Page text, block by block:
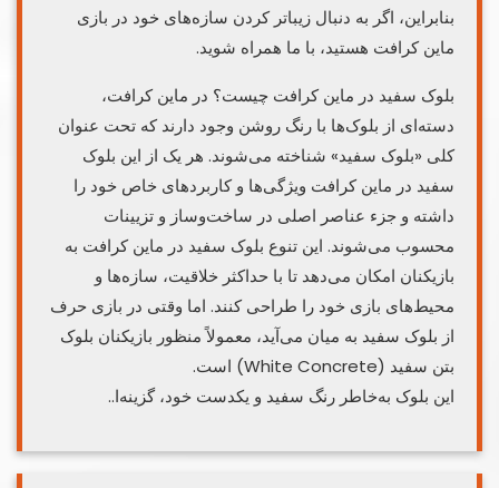
بنابراین، اگر به دنبال زیباتر کردن سازه‌های خود در بازی
ماین کرافت هستید، با ما همراه شوید.
بلوک سفید در ماین کرافت چیست؟ در ماین کرافت،
دسته‌ای از بلوک‌ها با رنگ روشن وجود دارند که تحت عنوان
کلی «بلوک سفید» شناخته می‌شوند. هر یک از این بلوک‌
سفید در ماین کرافت ویژگی‌ها و کاربردهای خاص خود را
داشته و جزء عناصر اصلی در ساخت‌وساز و تزیینات
محسوب می‌شوند. این تنوع بلوک‌ سفید در ماین کرافت به
بازیکنان امکان می‌دهد تا با حداکثر خلاقیت، سازه‌ها و
محیط‌های بازی خود را طراحی کنند. اما وقتی در بازی حرف
از بلوک سفید به میان می‌آید، معمولاً منظور بازیکنان بلوک
بتن سفید (White Concrete) است.
این بلوک به‌خاطر رنگ سفید و یکدست خود، گزینه‌ا..